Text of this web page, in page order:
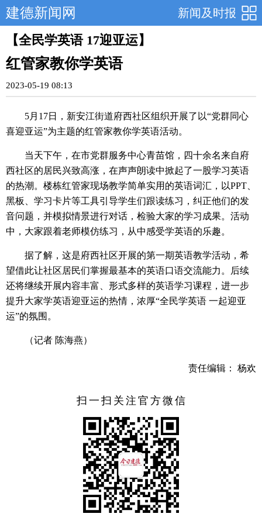
新闻及时报
建德新闻网
【全民学英语 17迎亚运】
红管家教你学英语
2023-05-19 08:13
5月17日，新安江街道府西社区组织开展了以“党群同心
喜迎亚运”为主题的红管家教你学英语活动。
当天下午，在市党群服务中心青苗馆，四十余名来自府
西社区的居民兴致高涨，在声声朗读中掀起了一股学习英语
的热潮。楼栋红管家现场教学简单实用的英语词汇，以PPT、
黑板、学习卡片等工具引导学生们跟读练习，纠正他们的发
音问题，并模拟情景进行对话，检验大家的学习成果。活动
中，大家跟着老师模仿练习，从中感受学英语的乐趣。
据了解，这是府西社区开展的第一期英语教学活动，希
望借此让社区居民们掌握最基本的英语口语交流能力。后续
还将继续开展内容丰富、形式多样的英语学习课程，进一步
提升大家学英语迎亚运的热情，浓厚“全民学英语 一起迎亚
运”的氛围。
（记者 陈海燕）
责任编辑： 杨欢
扫一扫关注官方微信